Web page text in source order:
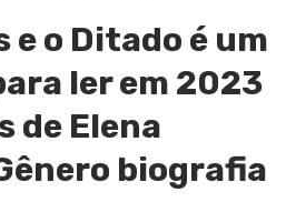
e o Ditado é um
ler em 2023
de Elena
biografia